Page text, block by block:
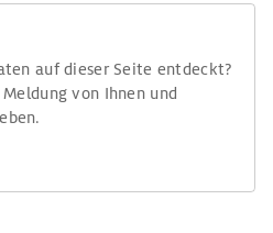
auf dieser Seite entdeckt?
von Ihnen und